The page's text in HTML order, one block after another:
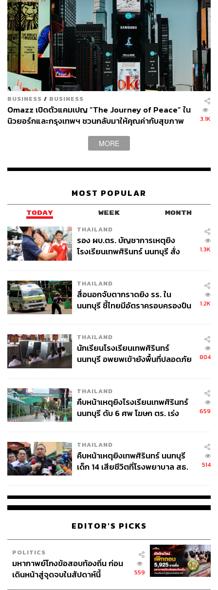
BUSINESS / BUSINESS
Omazz เปิดตัวแคมเปญ “The Journey of Peace” ใน
นิวยอร์กและกรุงเทพฯ ชวนกลับมาให้คุณค่ากับสุขภาพ
3.1K
MORE
MOST POPULAR
TODAY WEEK MONTH
THAILAND
รอง ผบ.ตร. บัญชาการเหตุยิง
โรงเรียนเทพศิรินทร์ นนทบุรี สั่ง
1.3K
THAILAND
สื่อนอกจับตากราดยิง รร. ใน
นนทบุรี ชี้ไทยมีอัตราครอบครองปืน
1.2K
THAILAND
นักเรียนโรงเรียนเทพศิรินทร์
นนทบุรี อพยพเข้ายังพื้นที่ปลอดภัย
804
THAILAND
คืบหน้าเหตุยิงโรงเรียนเทพศิรินทร์
นนทบุรี ดับ 6 ศพ โฆษก ตร. เร่ง
659
THAILAND
คืบหน้าเหตุยิงเทพศิรินทร์ นนทบุรี
เด็ก 14 เสียชีวิตที่โรงพยาบาล สธ.
514
EDITOR'S PICKS
POLITICS
มหากาพย์โกงข้อสอบท้องถิ่น ก่อน
เดินหน้าสู่จุดจบในสัปดาห์นี้
559